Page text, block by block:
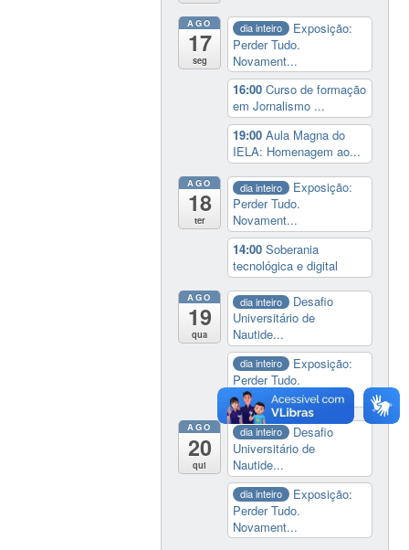
AGO
17
seg
dia inteiro
Exposição:
Perder Tudo.
Novament...
16:00Curso de formação
em Jornalismo ...
19:00Aula Magna do
IELA: Homenagem ao...
AGO
18
ter
dia inteiro
Exposição:
Perder Tudo.
Novament...
14:00Soberania
tecnológica e digital
AGO
19
qua
dia inteiro
Desafio
Universitário de
Nautide...
dia inteiro
Exposição:
Perder Tudo.
Novament...
AGO
20
qui
dia inteiro
Desafio
Universitário de
Nautide...
dia inteiro
Exposição:
Perder Tudo.
Novament...